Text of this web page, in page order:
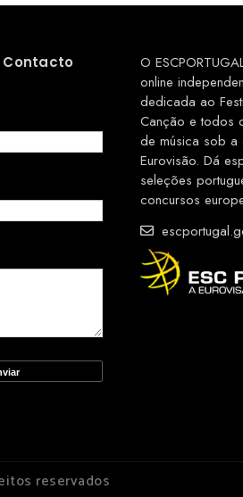
Contacto
O
online
dedicada ao
Canção e todos
de música sob a
Eurovisão. Dá
seleções
concursos
reservados